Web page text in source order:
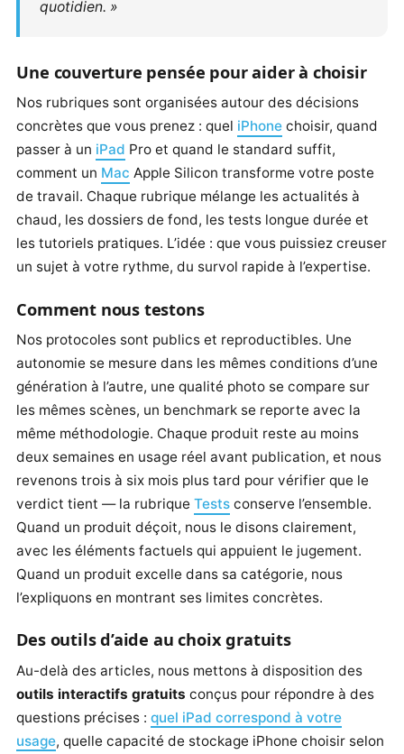
quotidien. »
Une couverture pensée pour aider à choisir
Nos rubriques sont organisées autour des décisions
concrètes que vous prenez : quel iPhone choisir, quand
passer à un iPad Pro et quand le standard suffit,
comment un Mac Apple Silicon transforme votre poste
de travail. Chaque rubrique mélange les actualités à
chaud, les dossiers de fond, les tests longue durée et
les tutoriels pratiques. L’idée : que vous puissiez creuser
un sujet à votre rythme, du survol rapide à l’expertise.
Comment nous testons
Nos protocoles sont publics et reproductibles. Une
autonomie se mesure dans les mêmes conditions d’une
génération à l’autre, une qualité photo se compare sur
les mêmes scènes, un benchmark se reporte avec la
même méthodologie. Chaque produit reste au moins
deux semaines en usage réel avant publication, et nous
revenons trois à six mois plus tard pour vérifier que le
verdict tient — la rubriqueTests conserve l’ensemble.
Quand un produit déçoit, nous le disons clairement,
avec les éléments factuels qui appuient le jugement.
Quand un produit excelle dans sa catégorie, nous
l’expliquons en montrant ses limites concrètes.
Des outils d’aide au choix gratuits
Au-delà des articles, nous mettons à disposition des
outils interactifs gratuits conçus pour répondre à des
questions précises :quel iPad correspond à votre
usage, quelle capacité de stockage iPhone choisir selon